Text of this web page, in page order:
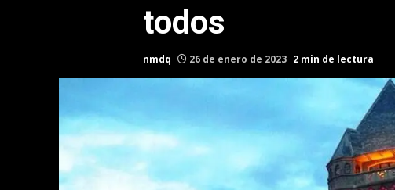
todos
nmdq 26 de enero de 2023 2 min de lectura